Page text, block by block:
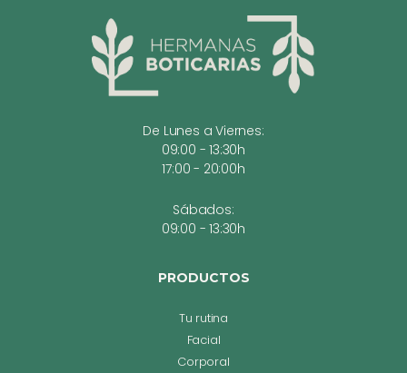
De Lunes a Viernes:
09:00 - 13:30h
17:00 - 20:00h
Sábados:
09:00 - 13:30h
PRODUCTOS
Tu rutina
Facial
Corporal